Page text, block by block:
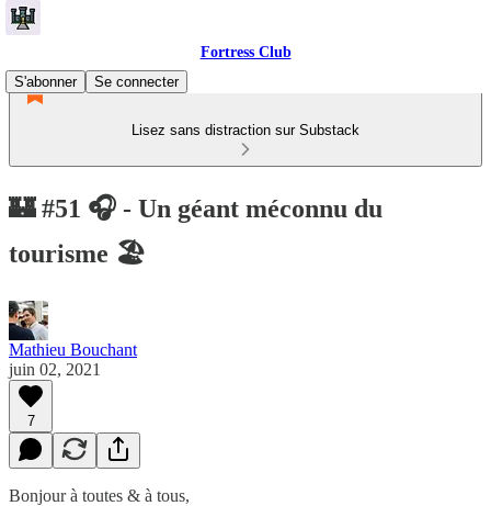
Fortress Club
S'abonner
Se connecter
Lisez sans distraction sur Substack
🏰 #51 🎧 - Un géant méconnu du
tourisme 🏖
Mathieu Bouchant
juin 02, 2021
7
Bonjour à toutes & à tous,